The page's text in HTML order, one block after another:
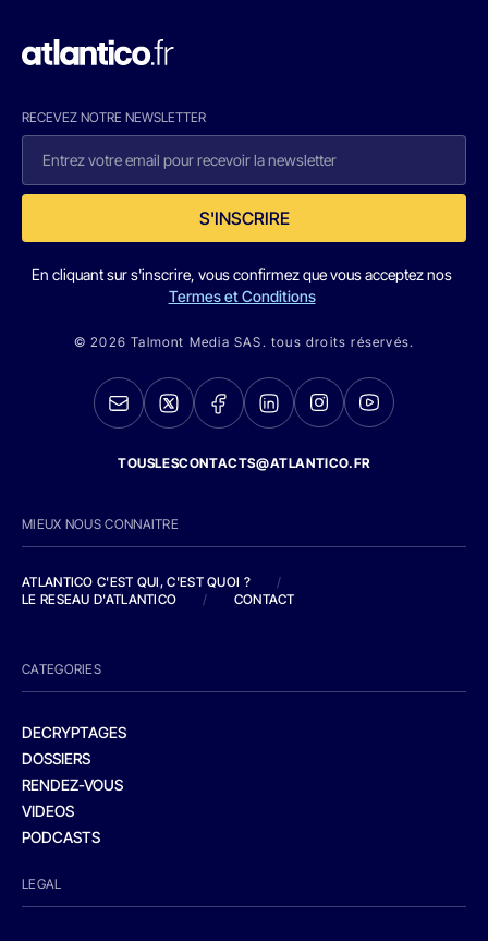
RECEVEZ NOTRE NEWSLETTER
S'INSCRIRE
En cliquant sur s'inscrire, vous confirmez que vous acceptez nos
Termes et Conditions
© 2026 Talmont Media SAS. tous droits réservés.
TOUSLESCONTACTS@ATLANTICO.FR
MIEUX NOUS CONNAITRE
ATLANTICO C'EST QUI, C'EST QUOI ?
/
LE RESEAU D'ATLANTICO
/ CONTACT
CATEGORIES
DECRYPTAGES
DOSSIERS
RENDEZ-VOUS
VIDEOS
PODCASTS
LEGAL